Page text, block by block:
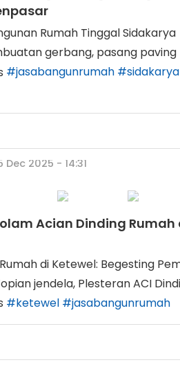
Rumah Tinggal Sidakarya
gerbang, pasang
#jasabangunrumah #sidakarya
Dec 2025 - 14:31
Acian Dinding Rumah
di Ketewel: Begesting
jendela, Plesteran ACI
#ketewel #jasabangunrumah